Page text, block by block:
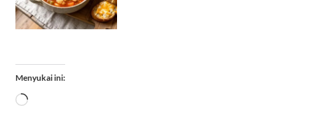
Menyukai ini:
Memuat...